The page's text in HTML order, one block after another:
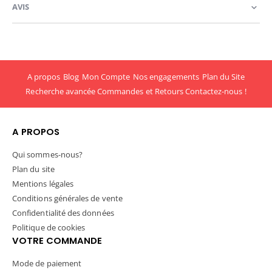
AVIS
A propos Blog Mon Compte Nos engagements Plan du Site
Recherche avancéeCommandes et RetoursContactez-nous !
A PROPOS
Qui sommes-nous?
Plan du site
Mentions légales
Conditions générales de vente
Confidentialité des données
Politique de cookies
VOTRE COMMANDE
Mode de paiement